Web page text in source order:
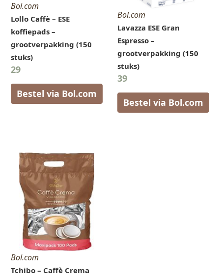
Bol.com
Lollo Caffè – ESE
koffiepads –
grootverpakking (150
stuks)
29
Bestel via Bol.com
Bol.com
Lavazza ESE Gran
Espresso –
grootverpakking (150
stuks)
39
Bestel via Bol.com
Bol.com
Tchibo – Caffè Crema